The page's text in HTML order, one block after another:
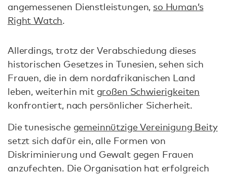
angemessenen Dienstleistungen, so Human’s
Right Watch.
Allerdings, trotz der Verabschiedung dieses
historischen Gesetzes in Tunesien, sehen sich
Frauen, die in dem nordafrikanischen Land
leben, weiterhin mit großen Schwierigkeiten
konfrontiert, nach persönlicher Sicherheit.
Die tunesische gemeinnützige Vereinigung Beity
setzt sich dafür ein, alle Formen von
Diskriminierung und Gewalt gegen Frauen
anzufechten. Die Organisation hat erfolgreich